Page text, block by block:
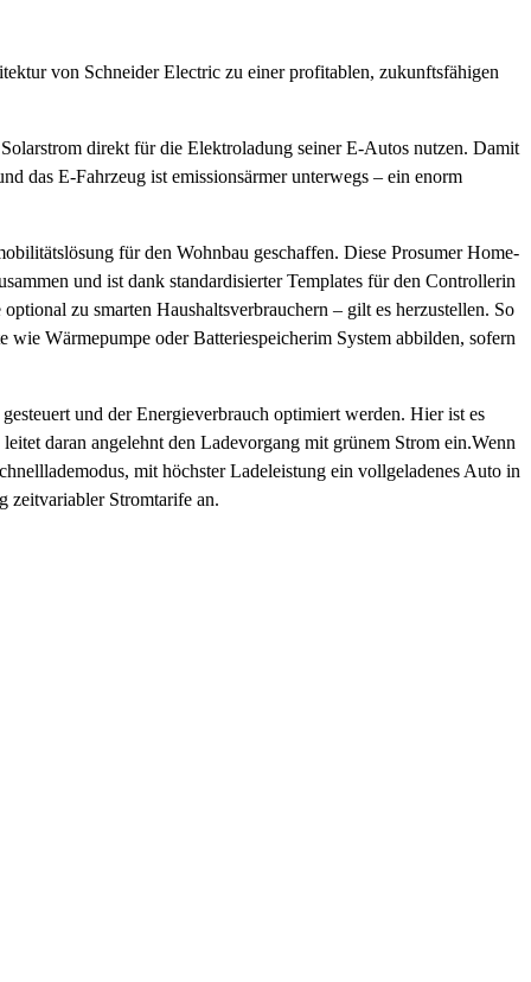
von Schneider Electric zu einer profitablen, zukunftsfähigen
direkt für die Elektroladung seiner E-Autos nutzen. Damit
das E-Fahrzeug ist emissionsärmer unterwegs – ein enorm
für den Wohnbau geschaffen. Diese Prosumer Home-
und ist dank standardisierter Templates für den Controllerin
zu smarten Haushaltsverbrauchern – gilt es herzustellen. So
Wärmepumpe oder Batteriespeicherim System abbilden, sofern
und der Energieverbrauch optimiert werden. Hier ist es
daran angelehnt den Ladevorgang mit grünem Strom ein.Wenn
mit höchster Ladeleistung ein vollgeladenes Auto in
zeitvariabler Stromtarife an.